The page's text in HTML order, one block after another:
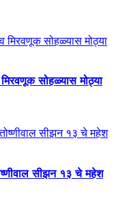
सोहळ्यास मोठ्या
सीझन १३ चे महेश